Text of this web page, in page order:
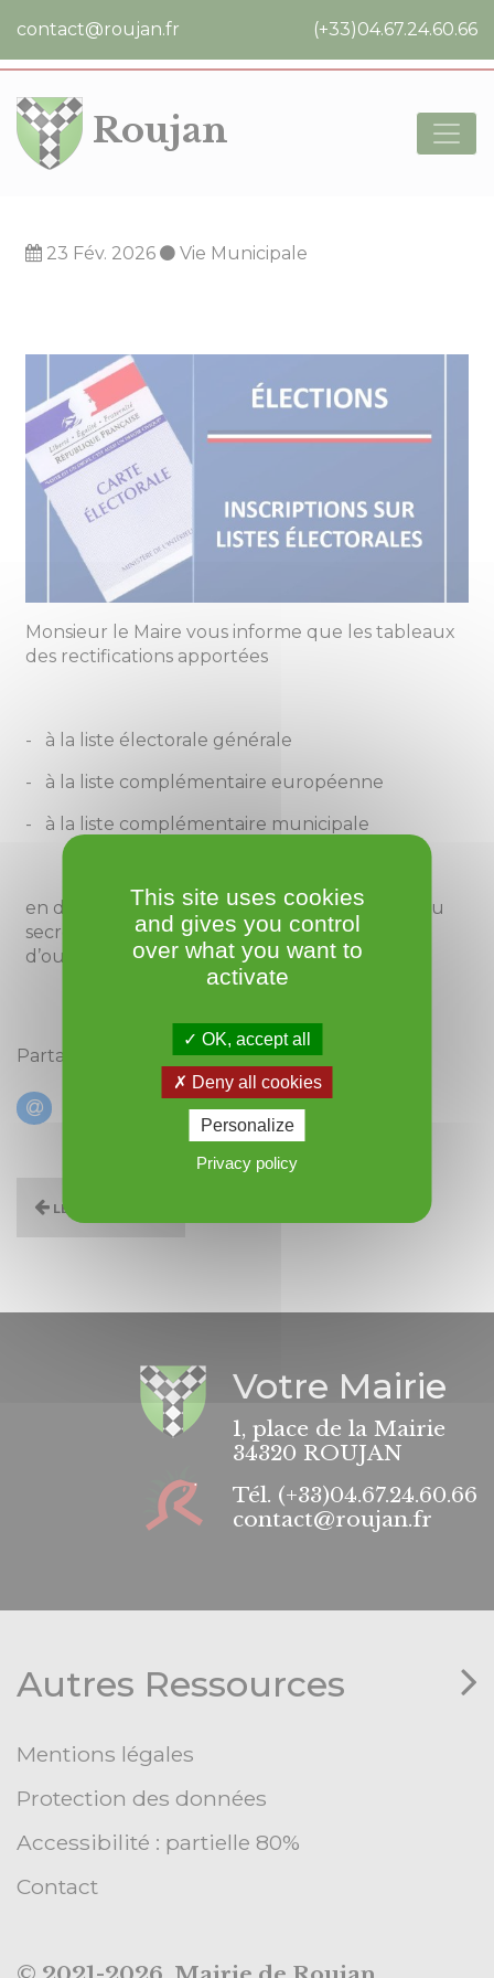
contact@roujan.fr (+33)04.67.24.60.66
Roujan
23 Fév. 2026 Vie Municipale
Monsieur le Maire vous informe que les tableaux
des rectifications apportées
- à la liste électorale générale
- à la liste complémentaire européenne
- à la liste complémentaire municipale
en date du 19 février 2026 sont consultables au
secrétariat de Mairie aux heures habituelles
d’ouverture.
Partagez cette actualité :
Les actualités
Votre Mairie
1, place de la Mairie
34320 ROUJAN
Tél. (+33)04.67.24.60.66
contact@roujan.fr
Autres Ressources
Mentions légales
Protection des données
Accessibilité : partielle 80%
Contact
This site uses cookies
and gives you control
over what you want to
activate
OK, accept all
Deny all cookies
Personalize
Privacy policy